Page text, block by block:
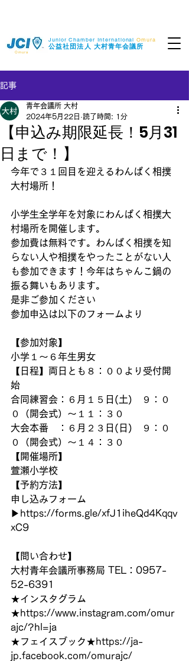
Junior Chamber International Omura
​公益社団法人 大村青年会議所
Omura
記事
【申込み期限延長！5月31
日まで！】
青年会議所 大村
2024年5月22日 読了時間: 1分
今年で３１回目を迎えるわんぱく相撲
大村場所！
小学生全学年を対象にわんぱく相撲大
村場所を開催します。
参加費は無料です。わんぱく相撲を知
らない人や相撲をやったことがない人
も参加できます！今年はちゃんこ鍋の
振る舞いもあります。
是非ご参加ください
参加申込は以下のフォームより
【参加対象】
小学１～６年生男女
【日程】両日とも８：００より受付開
始
合同練習会：６月１５日(土)　９：０
０（開会式）～１１：３０
大会本番　：６月２３日(日)　９：０
０（開会式）～１４：３０
【開催場所】
萱瀬小学校
【予約方法】
申し込みフォーム
▶https://forms.gle/xfJ1iheQd4Kqqv
xC9
【問い合わせ】
大村青年会議所事務局 TEL：0957-
52-6391
★インスタグラム
★https://www.instagram.com/omur
ajc/?hl=ja
★フェイスブック★https://ja-
jp.facebook.com/omurajc/